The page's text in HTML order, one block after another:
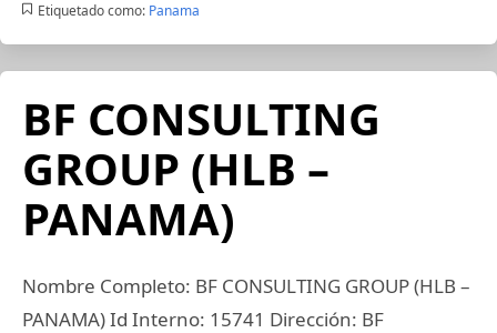
Etiquetado como: Panama
BF CONSULTING
GROUP (HLB –
PANAMA)
Nombre Completo: BF CONSULTING GROUP (HLB –
PANAMA) Id Interno: 15741 Dirección: BF